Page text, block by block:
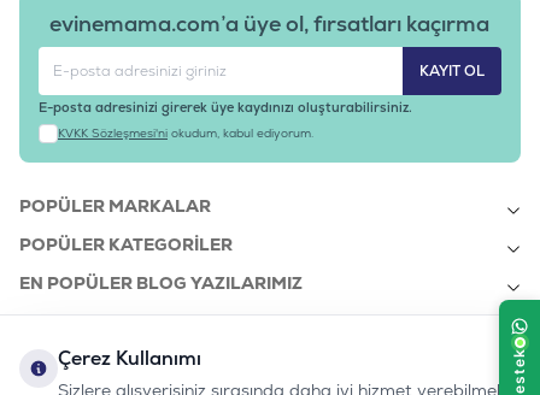
ekstraktları içeriği ile yaşlanma karşıtı etkiye sahiptir.
Prebiyotik Aktivite
Prebiyotik aktiviteye sahip Frukto oligosakkaritler (FOS) ile
Sindirim Desteği
evinemama.com’a üye ol, fırsatları kaçırma
KAYIT OL
E-posta adresinizi girerek üye kaydınızı oluşturabilirsiniz.
KVKK Sözleşmesi'ni okudum, kabul ediyorum.
POPÜLER MARKALAR
POPÜLER KATEGORILER
EN POPÜLER BLOG YAZILARIMIZ
KURUMSAL
Çerez Kullanımı
Sizlere alışverişiniz sırasında daha iyi hizmet verebilmek